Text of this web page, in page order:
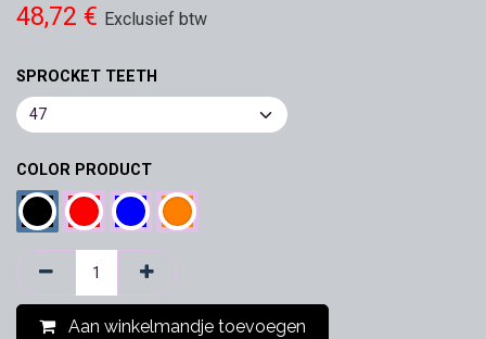
48,72 € Exclusief btw
SPROCKET TEETH
COLOR PRODUCT
Aan winkelmandje toevoegen